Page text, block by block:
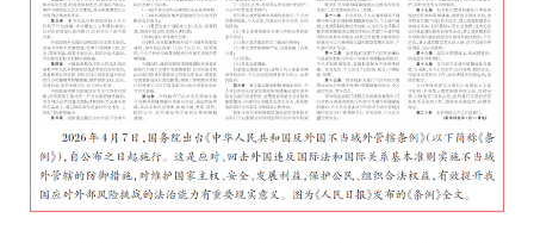
精品出版 全民阅读
出版监管
扫黄打非
电影工作
电影创作 电影市场